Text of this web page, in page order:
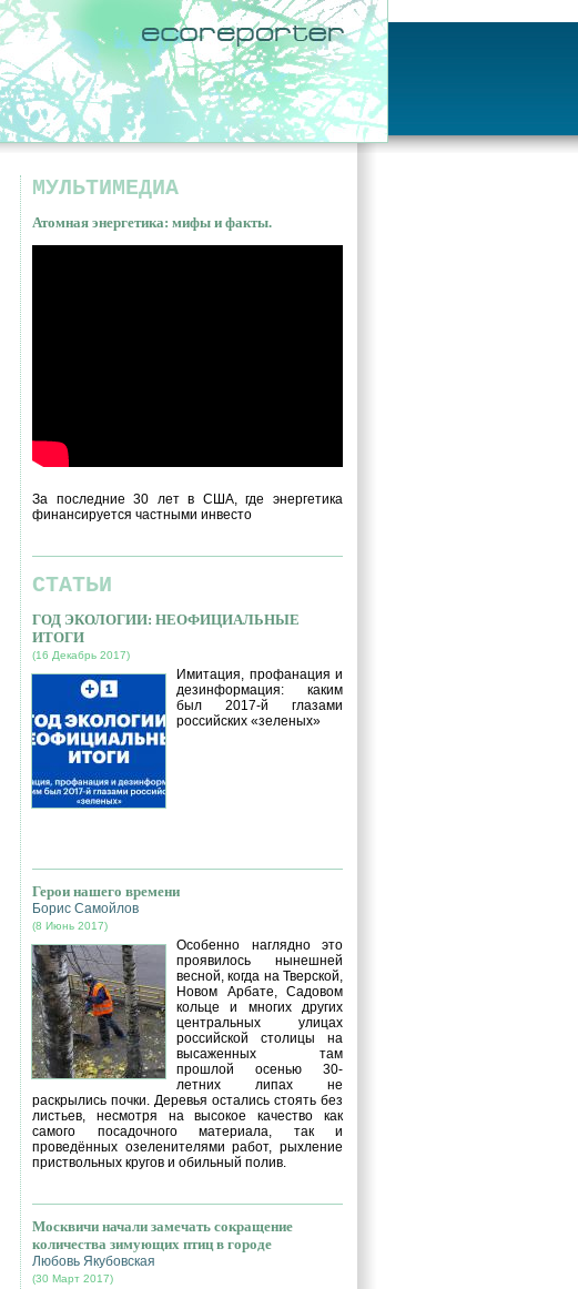
МУЛЬТИМЕДИА
Атомная энергетика: мифы и факты.
За последние 30 лет в США, где энергетика
финансируется частными инвесто
СТАТЬИ
ГОД ЭКОЛОГИИ: НЕОФИЦИАЛЬНЫЕ
ИТОГИ
(16 Декабрь 2017)
Имитация, профанация и
дезинформация: каким
был 2017-й глазами
российских «зеленых»
Герои нашего времени
Борис Самойлов
(8 Июнь 2017)
Особенно наглядно это
проявилось нынешней
весной, когда на Тверской,
Новом Арбате, Садовом
кольце и многих других
центральных улицах
российской столицы на
высаженных там
прошлой осенью 30-
летних липах не
раскрылись почки. Деревья остались стоять без
листьев, несмотря на высокое качество как
самого посадочного материала, так и
проведённых озеленителями работ, рыхление
приствольных кругов и обильный полив.
Москвичи начали замечать сокращение
количества зимующих птиц в городе
Любовь Якубовская
(30 Март 2017)